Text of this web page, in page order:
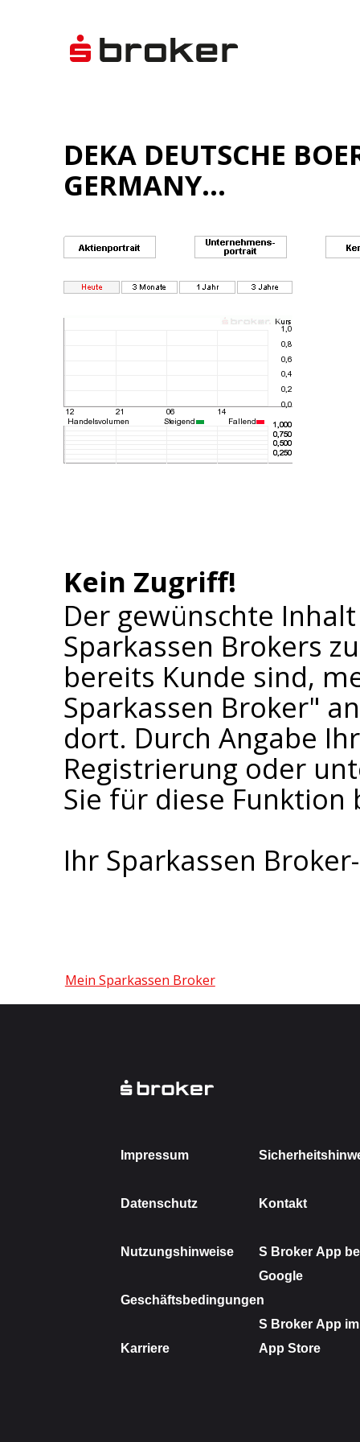
DEKA DEUTSCHE
GERMANY...
Kein Zugriff!
Der gewünschte
Sparkassen Brokers
bereits Kunde sind,
Sparkassen Broker"
dort. Durch Angabe
Registrierung oder
Sie für diese Funktion
Ihr Sparkassen
Mein Sparkassen Broker